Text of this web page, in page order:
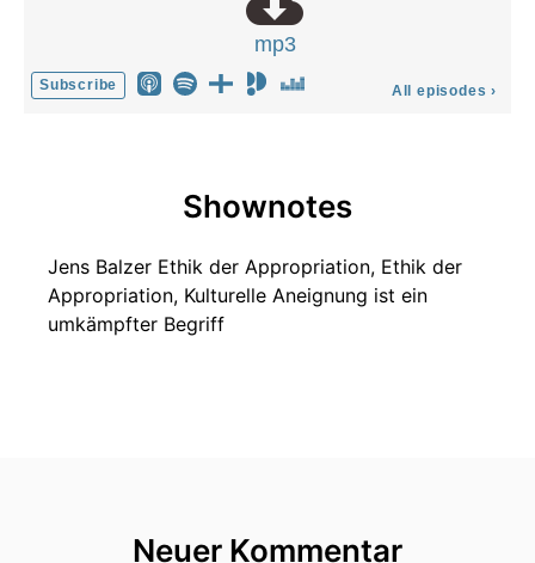
mp3
Subscribe All episodes ›
Shownotes
Jens Balzer Ethik der Appropriation, Ethik der
Appropriation, Kulturelle Aneignung ist ein
umkämpfter Begriff
Neuer Kommentar